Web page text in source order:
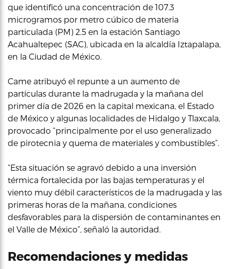
que identificó una concentración de 107.3
microgramos por metro cúbico de materia
particulada (PM) 2.5 en la estación Santiago
Acahualtepec (SAC), ubicada en la alcaldía Iztapalapa,
en la Ciudad de México.
Came atribuyó el repunte a un aumento de
partículas durante la madrugada y la mañana del
primer día de 2026 en la capital mexicana, el Estado
de México y algunas localidades de Hidalgo y Tlaxcala,
provocado “principalmente por el uso generalizado
de pirotecnia y quema de materiales y combustibles”.
“Esta situación se agravó debido a una inversión
térmica fortalecida por las bajas temperaturas y el
viento muy débil característicos de la madrugada y las
primeras horas de la mañana, condiciones
desfavorables para la dispersión de contaminantes en
el Valle de México”, señaló la autoridad.
Recomendaciones y medidas